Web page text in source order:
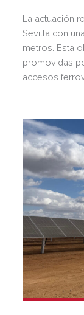
La actuación
Sevilla con
metros. Esta
promovidas
accesos